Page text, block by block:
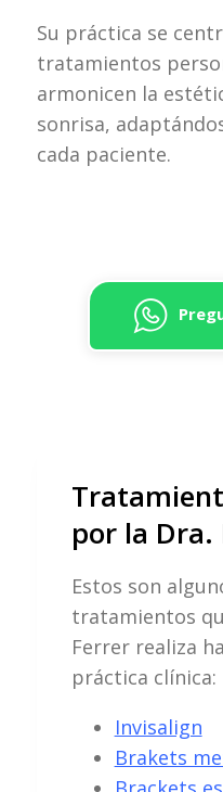
Su práctica se
tratamientos
armonicen la
sonrisa,
cada paciente.
por la Dra.
Estos son
tratamientos
Ferrer realiza
práctica clínica:
Invisalign
Brakets